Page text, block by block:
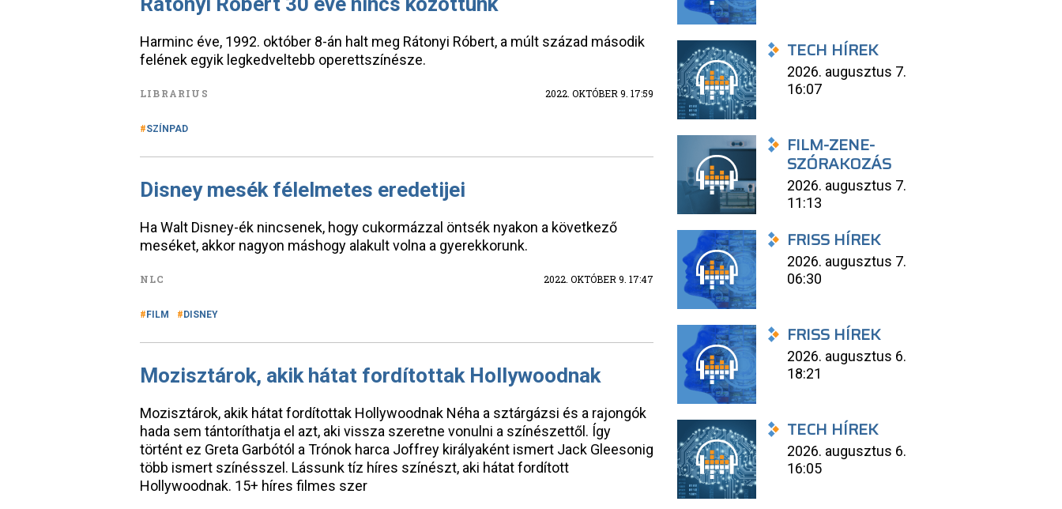
Harminc éve, 1992. október 8-án halt meg Rátonyi Róbert, a múlt század második
felének egyik legkedveltebb operettszínésze.
LIBRARIUS 2022. OKTÓBER 9. 17:59
SZÍNPAD
Disney mesék félelmetes eredetijei
Ha Walt Disney-ék nincsenek, hogy cukormázzal öntsék nyakon a következő
meséket, akkor nagyon máshogy alakult volna a gyerekkorunk.
NLC 2022. OKTÓBER 9. 17:47
FILM DISNEY
Mozisztárok, akik hátat fordítottak Hollywoodnak
Mozisztárok, akik hátat fordítottak Hollywoodnak Néha a sztárgázsi és a rajongók
hada sem tántoríthatja el azt, aki vissza szeretne vonulni a színészettől. Így
történt ez Greta Garbótól a Trónok harca Joffrey királyaként ismert Jack Gleesonig
több ismert színésszel. Lássunk tíz híres színészt, aki hátat fordított
Hollywoodnak. 15+ híres filmes szer
TECH HÍREK
2026. augusztus 7.
16:07
FILM-ZENE-
SZÓRAKOZÁS
2026. augusztus 7.
11:13
FRISS HÍREK
2026. augusztus 7.
06:30
FRISS HÍREK
2026. augusztus 6.
18:21
TECH HÍREK
2026. augusztus 6.
16:05